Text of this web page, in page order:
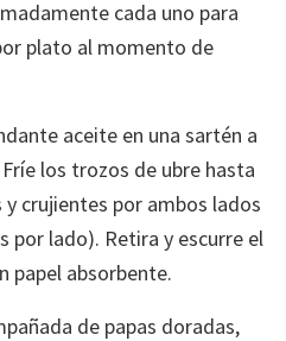
cada uno para
plato al momento de
aceite en una sartén a
los trozos de ubre hasta
crujientes por ambos lados
por lado). Retira y escurre el
papel absorbente.
de papas doradas,